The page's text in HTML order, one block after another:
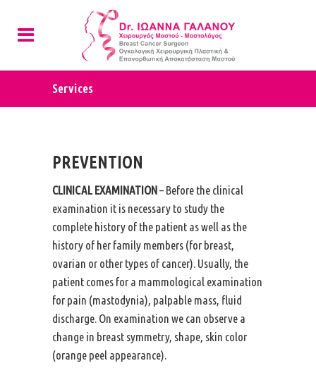
Services
PREVENTION
CLINICAL EXAMINATION– Before the clinical
examination it is necessary to study the
complete history of the patient as well as the
history of her family members (for breast,
ovarian or other types of cancer). Usually, the
patient comes for a mammological examination
for pain (mastodynia), palpable mass, fluid
discharge. On examination we can observe a
change in breast symmetry, shape, skin color
(orange peel appearance).